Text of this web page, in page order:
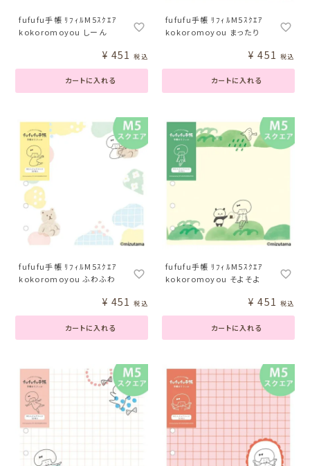
fufufu手帳 ﾘﾌｨﾙM5ｽｸｴｱ
kokoromoyou しーん
カートに入れる
¥ 451 税込
fufufu手帳 ﾘﾌｨﾙM5ｽｸｴｱ
kokoromoyou まったり
カートに入れる
¥ 451 税込
fufufu手帳 ﾘﾌｨﾙM5ｽｸｴｱ
kokoromoyou ふわふわ
カートに入れる
¥ 451 税込
fufufu手帳 ﾘﾌｨﾙM5ｽｸｴｱ
kokoromoyou そよそよ
カートに入れる
¥ 451 税込